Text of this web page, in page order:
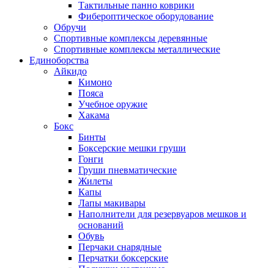
Тактильные панно коврики
Фибероптическое оборудование
Обручи
Спортивные комплексы деревянные
Спортивные комплексы металлические
Единоборства
Айкидо
Кимоно
Пояса
Учебное оружие
Хакама
Бокс
Бинты
Боксерские мешки груши
Гонги
Груши пневматические
Жилеты
Капы
Лапы макивары
Наполнители для резервуаров мешков и
оснований
Обувь
Перчаки снарядные
Перчатки боксерские